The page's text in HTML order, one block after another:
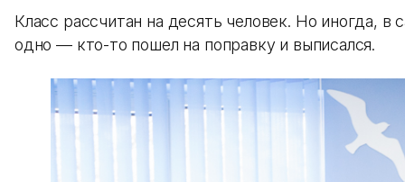
Класс рассчитан на десять человек. Но иногда,
одно — кто-то пошел на поправку и выписался.